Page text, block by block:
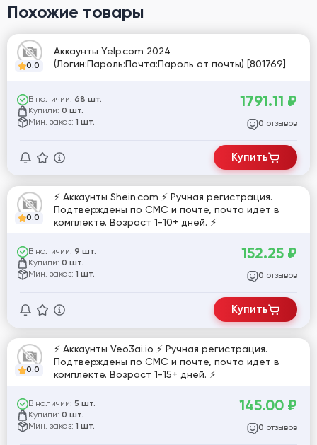
Похожие товары
0.0
Аккаунты Yelp.com 2024
(Логин:Пароль:Почта:Пароль от почты) [801769]
В наличии: 68 шт.
Купили: 0 шт.
Мин. заказ: 1 шт.
1791.11 ₽
0 отзывов
Купить
0.0
⚡️ Аккаунты Shein.com ⚡️ Ручная регистрация.
Подтверждены по СМС и почте, почта идет в
комплекте. Возраст 1-10+ дней. ⚡️
В наличии: 9 шт.
Купили: 0 шт.
Мин. заказ: 1 шт.
152.25 ₽
0 отзывов
Купить
0.0
⚡️ Аккаунты Veo3ai.io ⚡️ Ручная регистрация.
Подтверждены по СМС и почте, почта идет в
комплекте. Возраст 1-15+ дней. ⚡️
В наличии: 5 шт.
Купили: 0 шт.
Мин. заказ: 1 шт.
145.00 ₽
0 отзывов